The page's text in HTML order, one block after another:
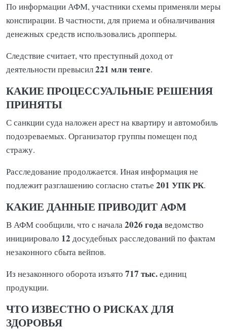
По информации АФМ, участники схемы применяли меры
конспирации. В частности, для приема и обналичивания
денежных средств использовались дропперы.
Следствие считает, что преступный доход от
деятельности превысил221 млн тенге.
КАКИЕ ПРОЦЕССУАЛЬНЫЕ РЕШЕНИЯ
ПРИНЯТЫ
С санкции суда наложен арест на квартиру и автомобиль
подозреваемых. Организатор группы помещен под
стражу.
Расследование продолжается. Иная информация не
подлежит разглашению согласно статье 201 УПК РК.
КАКИЕ ДАННЫЕ ПРИВОДИТ АФМ
В АФМ сообщили, что с начала2026 годаведомство
инициировало 12 досудебных расследований по фактам
незаконного сбыта вейпов.
Из незаконного оборота изъято 717 тыс.единиц
продукции.
ЧТО ИЗВЕСТНО О РИСКАХ ДЛЯ
ЗДОРОВЬЯ